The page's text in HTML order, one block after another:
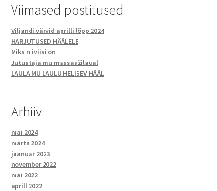
Viimased postitused
Viljandi värvid aprilli lõpp 2024
HARJUTUSED HÄÄLELE
Miks niiviisi on
Jutustaja mu massaažilaual
LAULA MU LAULU HELISEV HÄÄL
Arhiiv
mai 2024
märts 2024
jaanuar 2023
november 2022
mai 2022
aprill 2022